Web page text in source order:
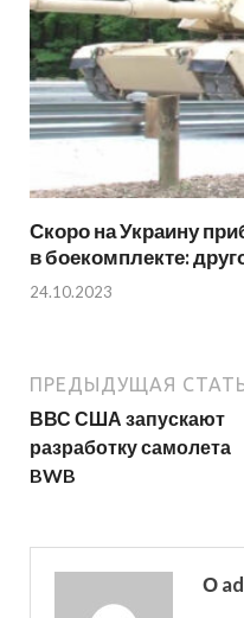
Скоро на Украину
в боекомплекте:
24.10.2023
ПРЕДЫДУЩАЯ
ВВС США запускают
разработку самолета
BWB
О